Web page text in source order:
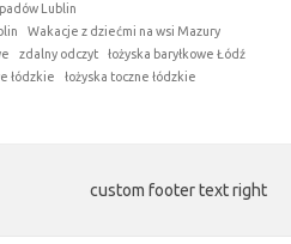
Lublin
Wakacje z dziećmi na wsi Mazury
zdalny odczyt
łożyska baryłkowe Łódź
łódzkie
łożyska toczne łódzkie
custom footer text right